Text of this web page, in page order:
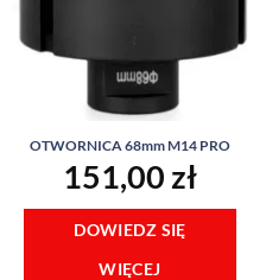
OTWORNICA 68mm M14 PRO
151,00 zł
DOWIEDZ SIĘ
WIĘCEJ